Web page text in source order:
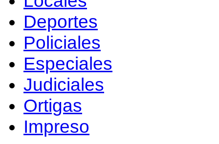
Deportes
Policiales
Especiales
Judiciales
Ortigas
Impreso